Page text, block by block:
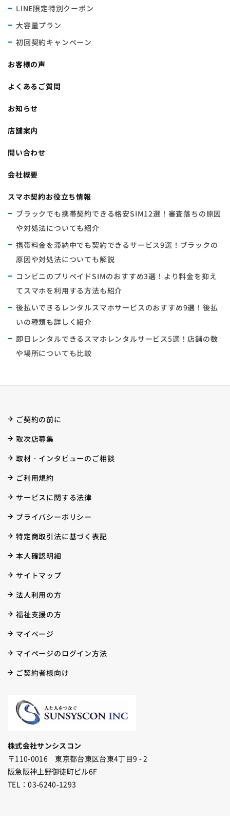
LINE限定特別クーポン
大容量プラン
初回契約キャンペーン
お客様の声
よくあるご質問
お知らせ
店舗案内
問い合わせ
会社概要
スマホ契約お役立ち情報
ブラックでも携帯契約できる格安SIM12選！審査落ちの原因
や対処法についても紹介
携帯料金を滞納中でも契約できるサービス9選！ブラックの
原因や対処法についても解説
コンビニのプリペイドSIMのおすすめ3選！より料金を抑え
てスマホを利用する方法も紹介
後払いできるレンタルスマホサービスのおすすめ9選！後払
いの種類も詳しく紹介
即日レンタルできるスマホレンタルサービス5選！店舗の数
や場所についても比較
株式会社サンシスコン
〒110-0016 東京都台東区台東4丁目9 - 2
阪急阪神上野御徒町ビル6F
TEL：03-6240-1293
ご契約の前に
取次店募集
取材・インタビューのご相談
ご利用規約
サービスに関する法律
プライバシーポリシー
特定商取引法に基づく表記
本人確認明細
サイトマップ
法人利用の方
福祉支援の方
マイページ
マイページのログイン方法
ご契約者様向け